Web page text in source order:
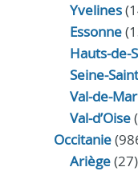
Yvelines
Essonne
Hauts-de-
Seine-
Val-de-
Val-d’Oise
Occitanie
Ariège(27)